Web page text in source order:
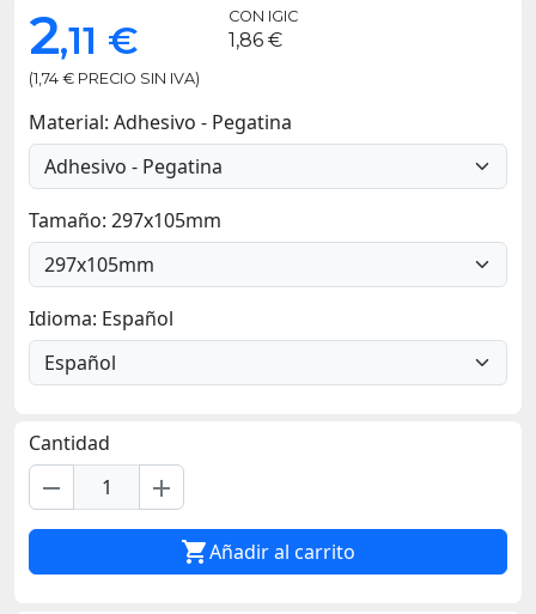
2,11 €
(1,74 € PRECIO SIN IVA)
CON IGIC
1,86 €
Material: Adhesivo - Pegatina
Tamaño: 297x105mm
Idioma: Español
Cantidad
remove add
Añadir al carrito